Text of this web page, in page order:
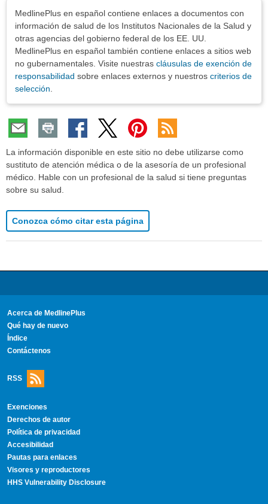
MedlinePlus en español contiene enlaces a documentos con
información de salud de los Institutos Nacionales de la Salud y
otras agencias del gobierno federal de los EE. UU.
MedlinePlus en español también contiene enlaces a sitios web
no gubernamentales. Visite nuestras cláusulas de exención de
responsabilidad sobre enlaces externos y nuestros criterios de
selección
La información disponible en este sitio no debe utilizarse como
sustituto de atención médica o de la asesoría de un profesional
médico. Hable con un profesional de la salud si tiene preguntas
sobre su salud.
Conozca cómo citar esta página
Acerca de MedlinePlus
Qué hay de nuevo
Índice
Contáctenos
RSS
Exenciones
Derechos de autor
Política de privacidad
Accesibilidad
Pautas para enlaces
Visores y reproductores
HHS Vulnerability Disclosure